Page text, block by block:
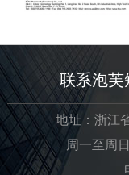
联系泡芙
地址：
周一至周